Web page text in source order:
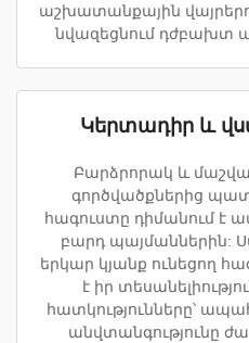
աշխատանքային
նվազեցնում դժբախտ
Կերտադիր և
Բարձրորակ և
գործվածքներից
հագուստը դիմանում է
բարդ պայմաններին:
երկար կյանք ունեցող
է իր
հատկությունները՝
անվտանգությունը